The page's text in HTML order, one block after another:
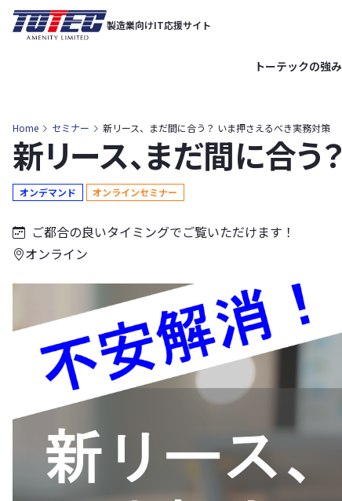
製造業向けIT応援サイト
トーテックの強み
Home セミナー 新リース、まだ間に合う？ いま押さえるべき実務対策
新リース、まだ間に合
オンデマンド オンラインセミナー
ご都合の良いタイミングでご覧いただけます！
オンライン